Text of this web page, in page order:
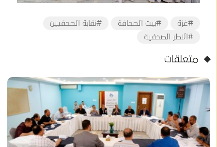
#غزة #بيت الصحافة
#نقابة الصحفيين
#الاطر الصحفية
متعلقات